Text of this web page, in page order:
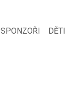
SPONZOŘI DĚTI